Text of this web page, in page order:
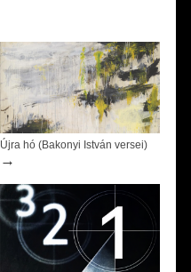
Újra hó (Bakonyi István versei)
→